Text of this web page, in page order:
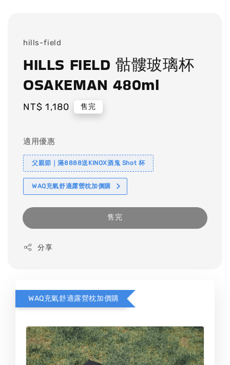
hills-field
HILLS FIELD 骷髏玻璃杯
OSAKEMAN 480ml
Regular
NT$ 1,180 售完
適用優惠
父親節｜滿8888送KINOX酒鬼 Shot 杯
WAQ充氣舒適露營枕加價購
售完
分享
WAQ充氣舒適露營枕加價購